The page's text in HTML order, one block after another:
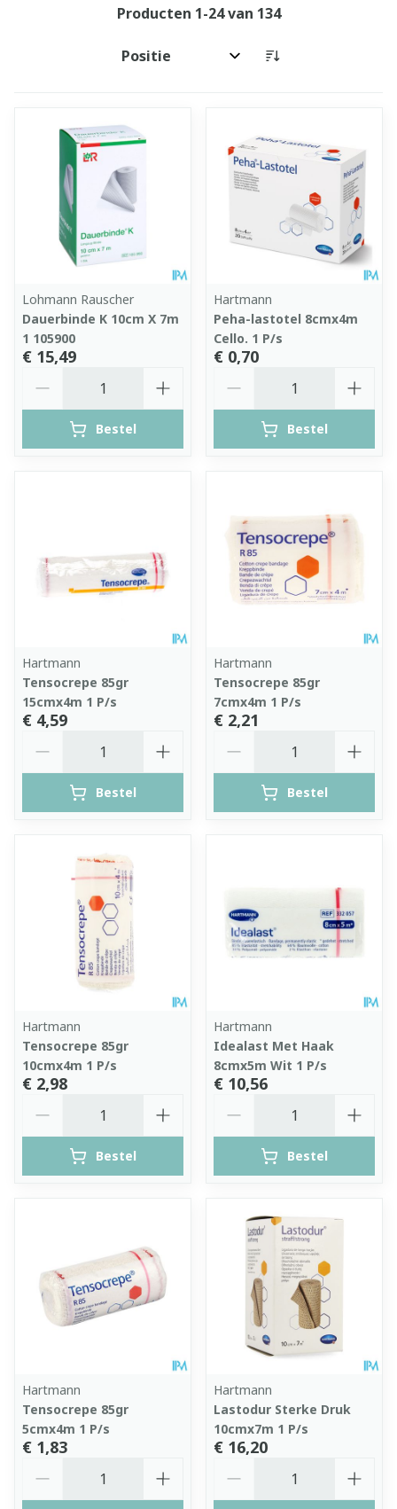
Producten 1-24van 134
Sorteer op:
Lohmann Rauscher
Dauerbinde K 10cm X 7m
1 105900
€ 15,49
Bestel
Hartmann
Peha-lastotel 8cmx4m
Cello. 1 P/s
€ 0,70
Bestel
Hartmann
Tensocrepe 85gr
15cmx4m 1 P/s
€ 4,59
Bestel
Hartmann
Tensocrepe 85gr
7cmx4m 1 P/s
€ 2,21
Bestel
Hartmann
Tensocrepe 85gr
10cmx4m 1 P/s
€ 2,98
Bestel
Hartmann
Idealast Met Haak
8cmx5m Wit 1 P/s
€ 10,56
Bestel
Hartmann
Tensocrepe 85gr
5cmx4m 1 P/s
€ 1,83
Hartmann
Lastodur Sterke Druk
10cmx7m 1 P/s
€ 16,20